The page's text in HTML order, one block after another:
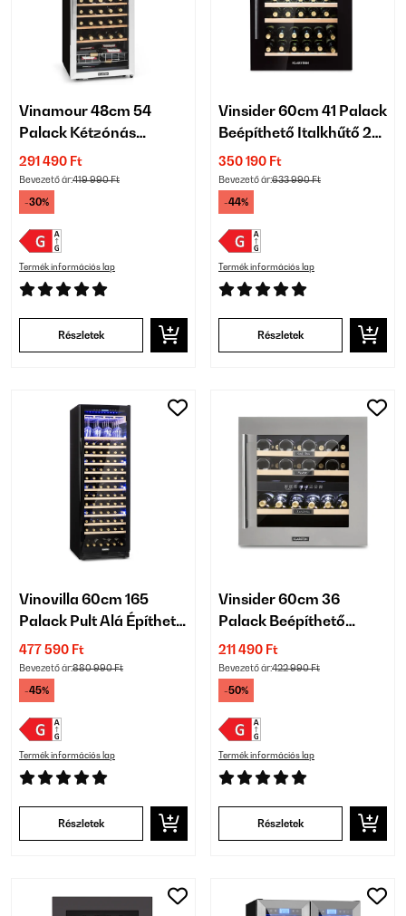
Vinamour 48cm 54
Palack Kétzónás
Italkhűtő Ezüst
291 490 Ft
Bevezető ár:419 990 Ft
-30%
Termék információs lap
Részletek
Vinsider 60cm 41 Palack
Beépíthető Italkhűtő 2
Zónás Fekete
350 190 Ft
Bevezető ár:633 990 Ft
-44%
Termék információs lap
Részletek
Vinovilla 60cm 165
Palack Pult Alá Építhető
Borhűtő 1 Zónás Fekete
477 590 Ft
Bevezető ár:880 990 Ft
-45%
Termék információs lap
Részletek
Vinsider 60cm 36
Palack Beépíthető
Italkhűtő 2 Zónás Ezüst
211 490 Ft
Bevezető ár:422 990 Ft
-50%
Termék információs lap
Részletek